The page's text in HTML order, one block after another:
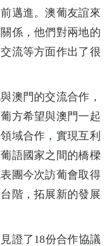
邁進。澳葡友誼來
係，他們對兩地的
流等方面作出了很
澳門的交流合作，
方希望與澳門一起
域合作，實現互利
語國家之間的橋樑
團今次訪葡會取得
階，拓展新的發展
證了18份合作協議